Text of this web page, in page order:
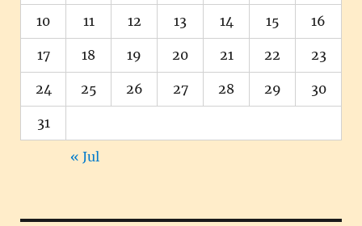
10 11 12 13 14 15 16
17 18 19 20 21 22 23
24 25 26 27 28 29 30
31
« Jul